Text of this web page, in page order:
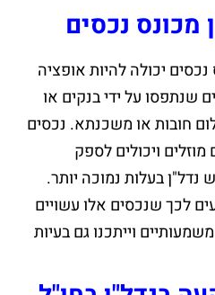
מכונס נכסים
יכולה להיות אופציה
שנתפסו על ידי בנקים או
חובות או משכנתא. נכסים
ויכולים לספק
בעלות נמוכה יותר.
לכך שנכסים אלו עשויים
וייתכנו גם בעיות